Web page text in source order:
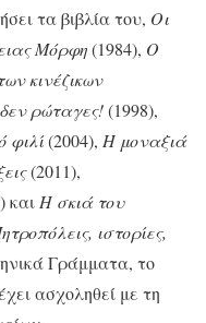
τα βιβλία του, Οι
Μόρφη(1984), Ο
κινέζικων
ρώταγες!(1998),
φιλί(2004), Η μοναξιά
(2011),
και Η σκιά του
ιστορίες,
Γράμματα, το
ασχοληθεί με τη